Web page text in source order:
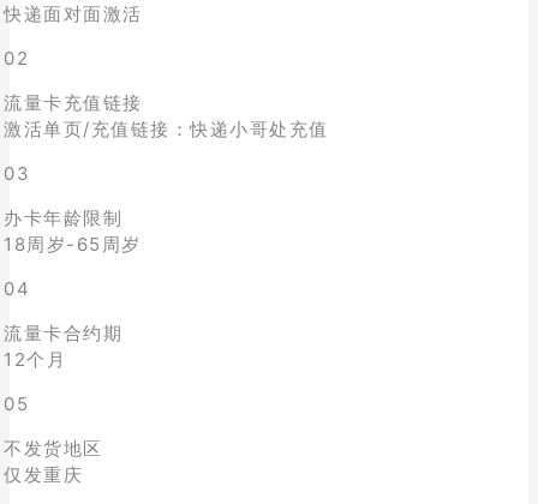
快递面对面激活
02
流量卡充值链接
激活单页/充值链接：快递小哥处充值
03
办卡年龄限制
18周岁-65周岁
04
流量卡合约期
12个月
05
不发货地区
仅发重庆